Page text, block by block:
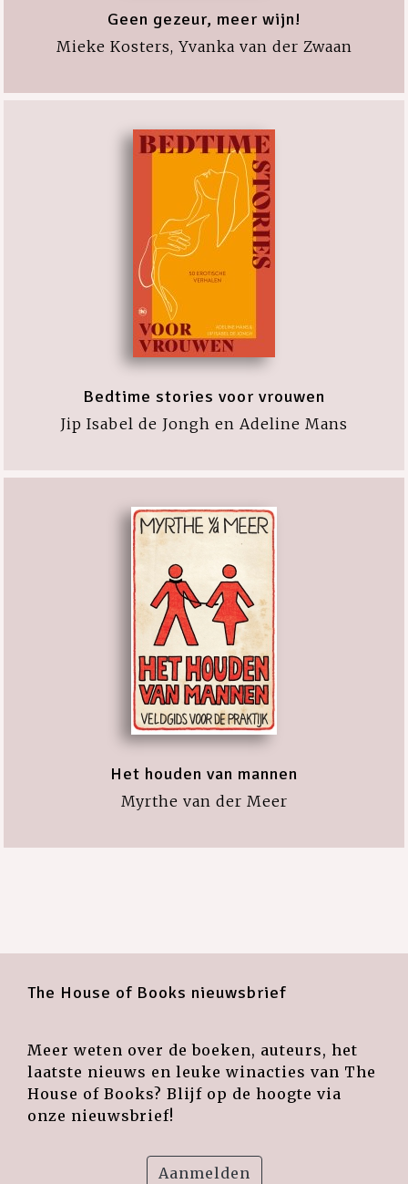
Geen gezeur, meer wijn!
Mieke Kosters, Yvanka van der Zwaan
Bedtime stories voor vrouwen
Jip Isabel de Jongh en Adeline Mans
Het houden van mannen
Myrthe van der Meer
The House of Books nieuwsbrief
Meer weten over de boeken, auteurs, het
laatste nieuws en leuke winacties van The
House of Books? Blijf op de hoogte via
onze nieuwsbrief!
Aanmelden